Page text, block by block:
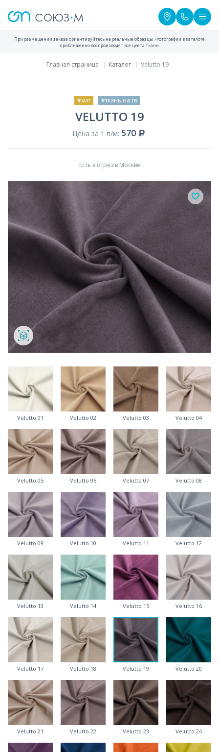
При размещении заказа ориентируйтесь на реальные образцы. Фотографии в каталоге
приближенно воспроизводят все цвета ткани.
Главная страница Каталог Velutto 19
#хит #ткань на тв
VELUTTO 19
Цена за 1 п/м: 570
Есть в отрез в Москве
Velutto 01 Velutto 02 Velutto 03 Velutto 04
Velutto 05 Velutto 06 Velutto 07 Velutto 08
Velutto 09 Velutto 10 Velutto 11 Velutto 12
Velutto 13 Velutto 14 Velutto 15 Velutto 16
Velutto 17 Velutto 18 Velutto 19 Velutto 20
Velutto 21 Velutto 22 Velutto 23 Velutto 24